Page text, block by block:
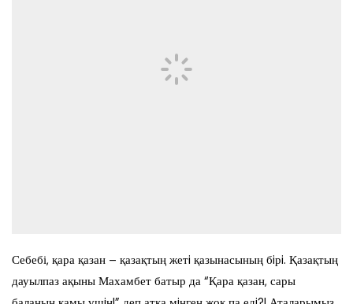
Себебі, қара қазан – қазақтың жетi қазынасының бiрi. Қазақтың
дауылпаз ақыны Махамбет батыр да “Қара қазан, сары